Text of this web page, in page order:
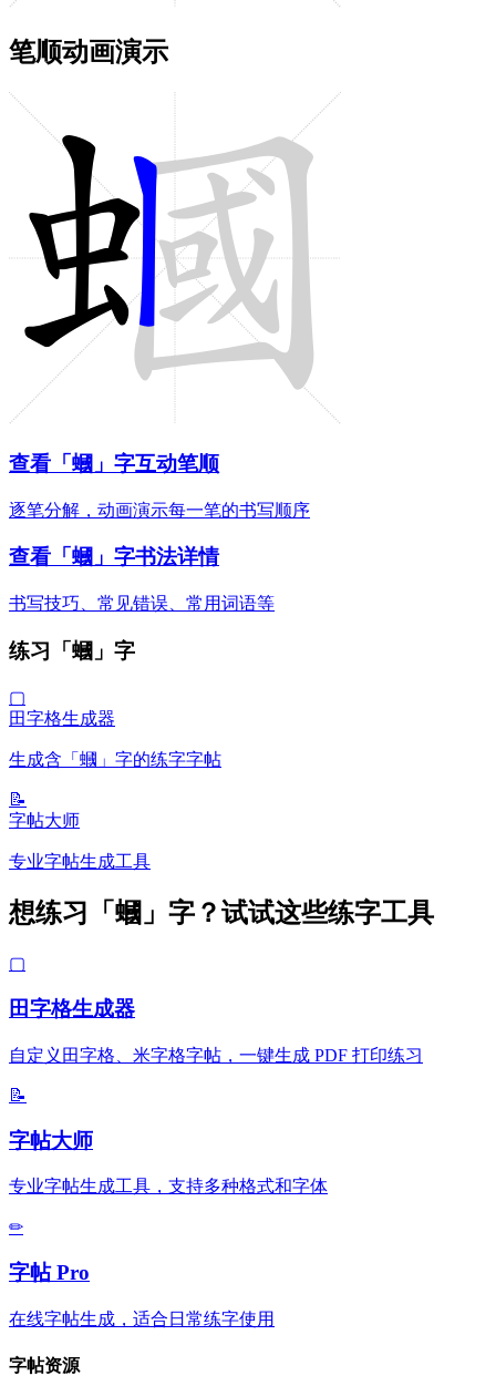
笔顺动画演示
查看「蟈」字互动笔顺
逐笔分解，动画演示每一笔的书写顺序
查看「蟈」字书法详情
书写技巧、常见错误、常用词语等
练习「蟈」字
▢
田字格生成器
生成含「蟈」字的练字字帖
📝
字帖大师
专业字帖生成工具
想练习「蟈」字？试试这些练字工具
▢
田字格生成器
自定义田字格、米字格字帖，一键生成 PDF 打印练习
📝
字帖大师
专业字帖生成工具，支持多种格式和字体
✏
字帖 Pro
在线字帖生成，适合日常练字使用
字帖资源